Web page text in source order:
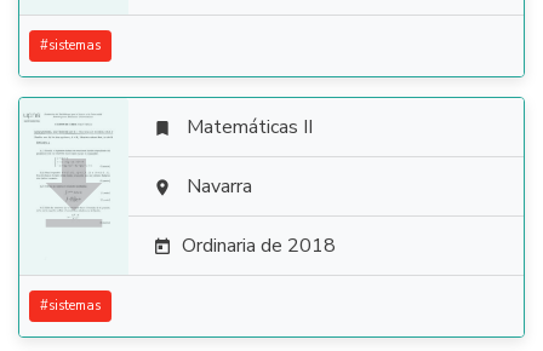
#sistemas

 Matemáticas II
 Navarra
 Ordinaria de 2018
#sistemas